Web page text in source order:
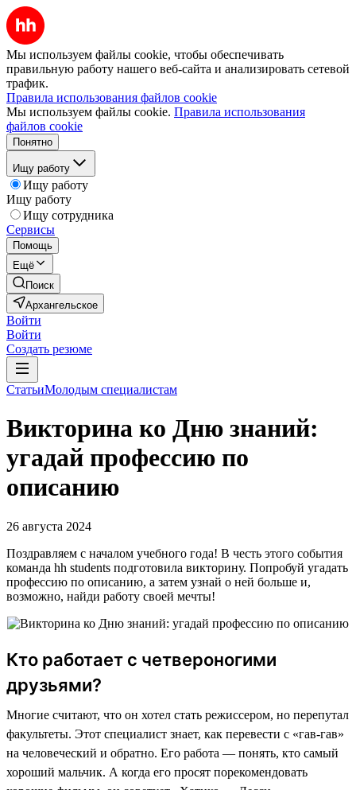
Мы используем файлы cookie, чтобы обеспечивать
правильную работу нашего веб-сайта и анализировать сетевой
трафик.
Правила использования файлов cookie
Мы используем файлы cookie. Правила использования
файлов cookie
Понятно
Ищу работу
Ищу работу
Ищу работу
Ищу сотрудника
Сервисы
Помощь
Ещё
Поиск
Архангельское
Войти
Войти
Создать резюме
СтатьиМолодым специалистам
Викторина ко Дню знаний:
угадай профессию по
описанию
26 августа 2024
Поздравляем с началом учебного года! В честь этого события
команда hh students подготовила викторину. Попробуй угадать
профессию по описанию, а затем узнай о ней больше и,
возможно, найди работу своей мечты!
Кто работает с четвероногими
друзьями?
Многие считают, что он хотел стать режиссером, но перепутал
факультеты. Этот специалист знает, как перевести с «гав-гав»
на человеческий и обратно. Его работа — понять, кто самый
хороший мальчик. А когда его просят порекомендовать